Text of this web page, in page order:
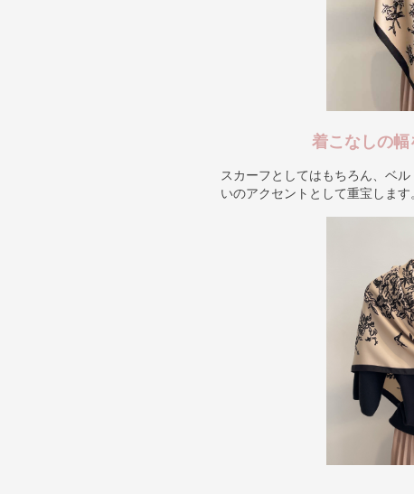
着こなしの幅
スカーフとしてはもちろん、ベ
いのアクセントとして重宝します